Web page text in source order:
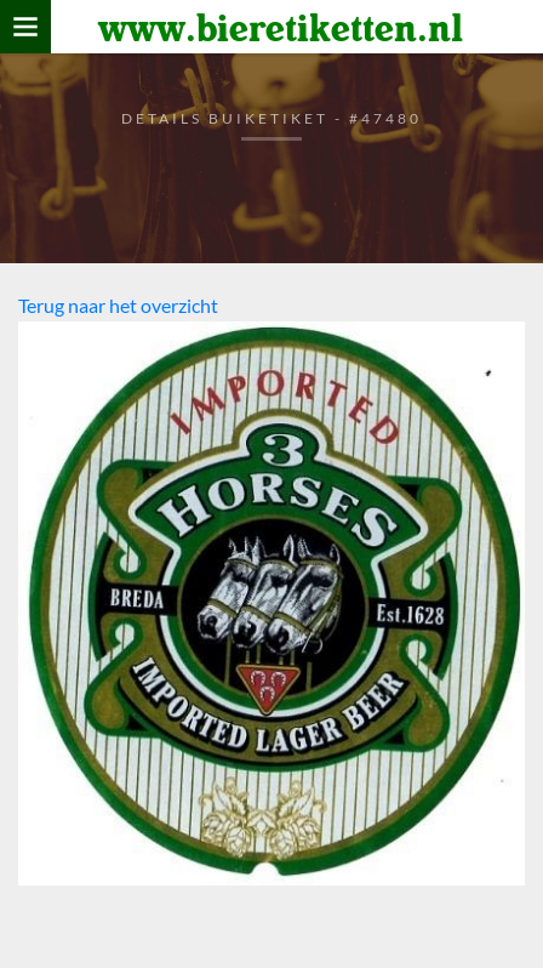
www.bieretiketten.nl
Home
verzamelen
De bierkaart
Bezoekers
DETAILS BUIKETIKET - #47480
Terug naar het overzicht